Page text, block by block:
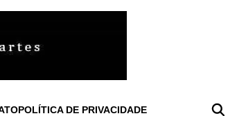
POLÍTICA DE PRIVACIDADE